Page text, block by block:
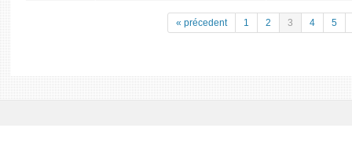
« précedent 1 2 3 4 5